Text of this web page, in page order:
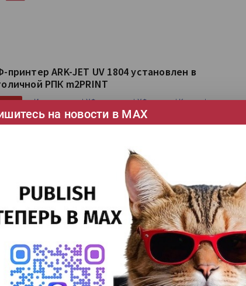
принтер ARK-JET UV 1804 установлен в
РПК m2PRINT
Инсталляции | УФ-принтеры | УФ-печать | Ковчег |
УФ-принтер ARK-JET UV 1804 установлен в
принтер ARK-JET SOL 1602
в компании PixSeller
ТЕГИ Инсталляции | Струйная печать | Ковчег |
на новости в МАХ